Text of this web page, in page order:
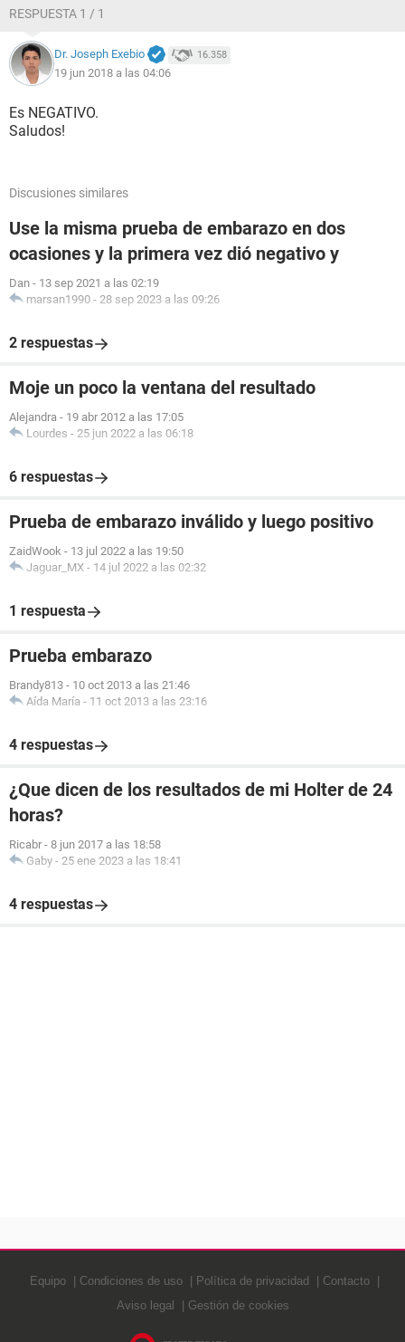
RESPUESTA 1 / 1
Dr. Joseph Exebio 16.358
19 jun 2018 a las 04:06
Es NEGATIVO.
Saludos!
Discusiones similares
Use la misma prueba de embarazo en dos
ocasiones y la primera vez dió negativo y
Dan - 13 sep 2021 a las 02:19
marsan1990 - 28 sep 2023 a las 09:26
2 respuestas
Moje un poco la ventana del resultado
Alejandra - 19 abr 2012 a las 17:05
Lourdes - 25 jun 2022 a las 06:18
6 respuestas
Prueba de embarazo inválido y luego positivo
ZaidWook - 13 jul 2022 a las 19:50
Jaguar_MX - 14 jul 2022 a las 02:32
1 respuesta
Prueba embarazo
Brandy813 - 10 oct 2013 a las 21:46
Aída María - 11 oct 2013 a las 23:16
4 respuestas
¿Que dicen de los resultados de mi Holter de 24
horas?
Ricabr - 8 jun 2017 a las 18:58
Gaby - 25 ene 2023 a las 18:41
4 respuestas
Equipo Condiciones de uso Política de privacidad
Contacto
Aviso legal
Gestión de cookies